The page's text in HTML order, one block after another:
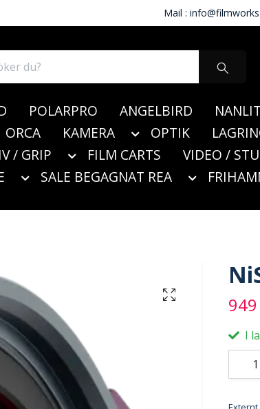
Mail :
POLARPRO ANGELBIRD
ORCA KAMERA OPTIK
/ GRIP FILM CARTS VIDEO /
SALE BEGAGNAT REA
949
I